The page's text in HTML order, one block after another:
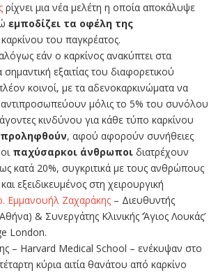
ρίχνει μια νέα μελέτη η οποία αποκάλυψε
εμποδίζει τα οφέλη της
του παγκρέατος.
εάν ο καρκίνος ανακύπτει στα
εξαιτίας του διαφορετικού
κοινοί, με τα αδενοκαρκινώματα να
μόλις το 5% του συνόλου
κινδύνου για κάθε τύπο καρκίνου
, αφού αφορούν συνήθειες
οι παχύσαρκοι άνθρωποι διατρέχουν
κατά 20%, συγκριτικά με τους ανθρώπους
εξειδικευμένος στη χειρουργική
Εμμανουήλ Ζαχαράκης – Διευθυντής
& Συνεργάτης Κλινικής ‘Άγιος Λουκάς’
London.
– Harvard Medical School – ενέκυψαν στο
κύρια αιτία θανάτου από καρκίνο